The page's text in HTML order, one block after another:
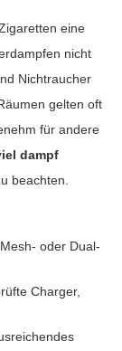
eine
nicht
Nichtraucher
gelten oft
für andere
dampf
beachten.
oder Dual-
Charger,